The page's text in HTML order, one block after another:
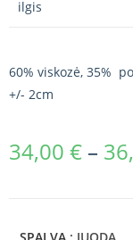
ilgis
60% viskozė, 35%
+/- 2cm
34,00 € –